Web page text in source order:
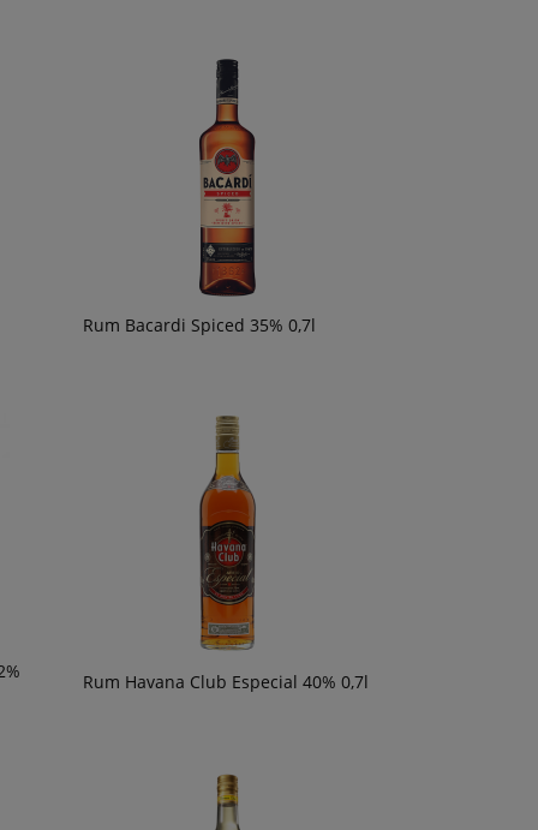
Rum Bacardi Spiced 35% 0,7l
Rum Havana Club Especial 40% 0,7l